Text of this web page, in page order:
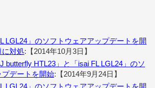
LGL24」のソフトウェアアップデートを開
に対処:【2014年10月3日】
butterfly HTL23」と「isai FL LGL24」のソ
デートを開始:【2014年9月24日】
LGL24」のソフトウェアアップデートを開